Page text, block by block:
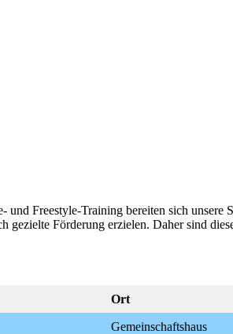
Freestyle-Training bereiten sich unsere
Förderung erzielen. Daher sind
Ort
Gemeinschaftshaus